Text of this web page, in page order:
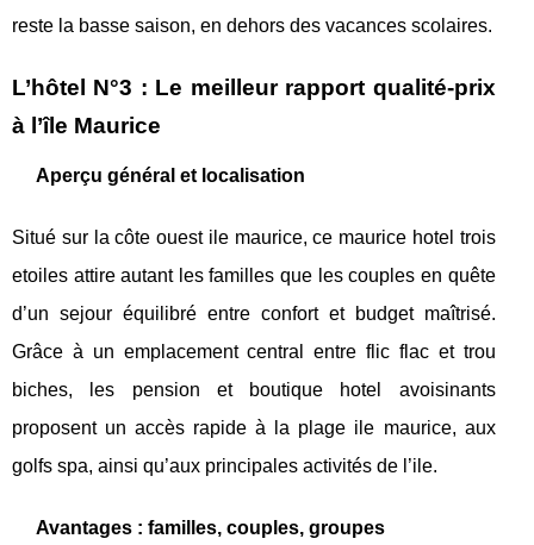
reste la basse saison, en dehors des vacances scolaires.
L’hôtel N°3 : Le meilleur rapport qualité-prix
à l’île Maurice
Aperçu général et localisation
Situé sur la côte ouest ile maurice, ce maurice hotel trois
etoiles attire autant les familles que les couples en quête
d’un sejour équilibré entre confort et budget maîtrisé.
Grâce à un emplacement central entre flic flac et trou
biches, les pension et boutique hotel avoisinants
proposent un accès rapide à la plage ile maurice, aux
golfs spa, ainsi qu’aux principales activités de l’ile.
Avantages : familles, couples, groupes